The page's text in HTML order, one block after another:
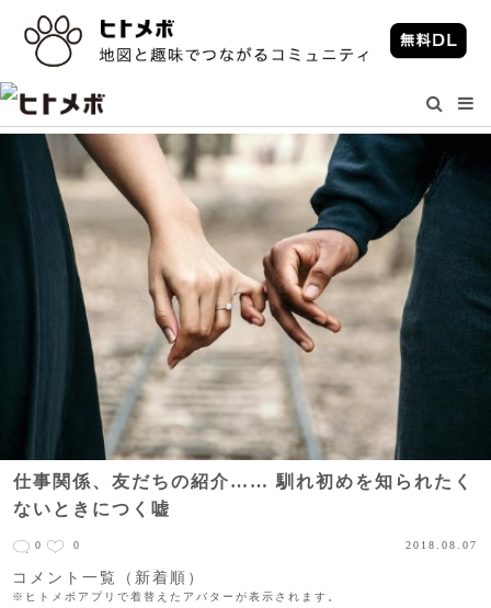
仕事関係、友だちの紹介…… 馴れ初めを知られたく
ないときにつく嘘
0 0 2018.08.07
コメント一覧（新着順）
※ヒトメボアプリで着替えたアバターが表示されます。